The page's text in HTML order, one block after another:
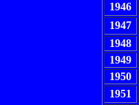
1946
1947
1948
1949
1950
1951